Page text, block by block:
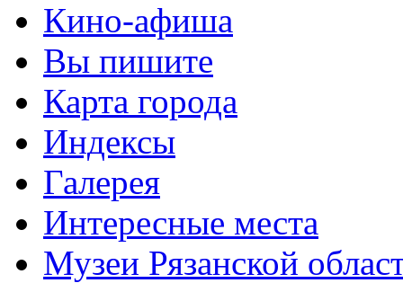
Кино-афиша
Вы пишите
Карта города
Индексы
Галерея
Интересные места
Музеи Рязанской